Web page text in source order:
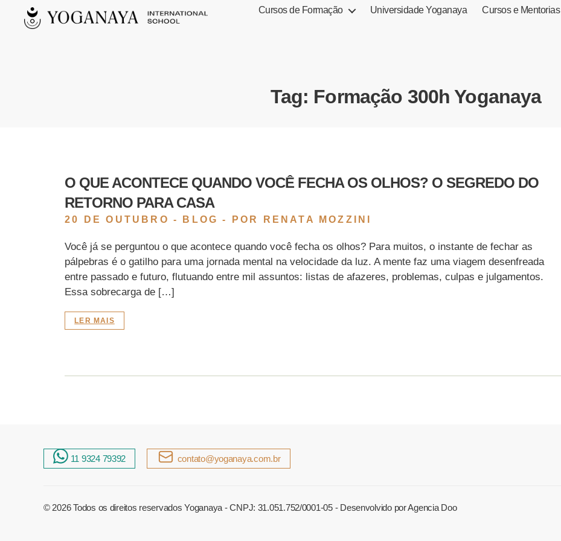
Cursos de Formação Universidade Yoganaya Cursos e Mentorias
Tag: Formação 300h Yoganaya
O QUE ACONTECE QUANDO VOCÊ FECHA OS OLHOS? O SEGREDO DO
RETORNO PARA CASA
20 DE OUTUBRO - BLOG - POR RENATA MOZZINI
Você já se perguntou o que acontece quando você fecha os olhos? Para muitos, o instante de fechar as
pálpebras é o gatilho para uma jornada mental na velocidade da luz. A mente faz uma viagem desenfreada
entre passado e futuro, flutuando entre mil assuntos: listas de afazeres, problemas, culpas e julgamentos.
Essa sobrecarga de […]
LER MAIS
11 9324 79392 contato@yoganaya.com.br
© 2026Todos os direitos reservados Yoganaya - CNPJ: 31.051.752/0001-05- Desenvolvido porAgencia Doo